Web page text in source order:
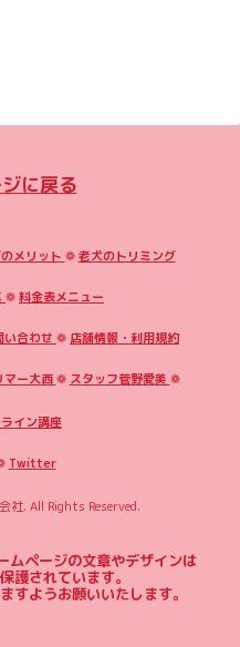
に戻る
メリット ❁老犬のトリミング
❁料金表メニュー
い合わせ ❁ 店舗情報・利用規約
マー大西❁ スタッフ菅野愛美 ❁
イン講座
Twitter
社. All Rights Reserved.
ページの文章やデザインは
護されています。
すようお願いいたします。